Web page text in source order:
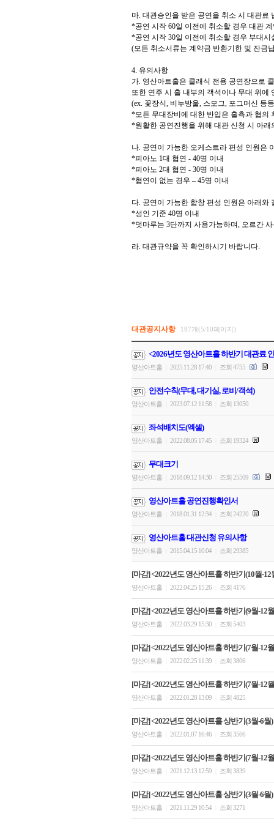
마. 대관승인을 받은 공연을 취소 시 대관료
*공연 시작 60일 이전에 취소할 경우 대관
*공연 시작 30일 이전에 취소할 경우 부대
(모든 취소서류는 계약금 반환기한 및 잔금
4. 유의사항
가. 영산아트홀은 클래식 전용 공연장으로
또한 연주 시 홀 내부의 객석이나 무대 위에
(ex. 꽃장식, 비누방울, 스모그, 포그머신 등등
*모든 무대장비에 대한 반입은 홀측과 협의
*원활한 공연진행을 위해 대관 신청 시 아
나. 공연이 가능한 오케스트라 편성 인원은
*피아노 1대 협연 - 40명 이내
*피아노 2대 협연 - 30명 이내
*협연이 없는 경우 – 45명 이내
다. 공연이 가능한 합창 편성 인원은 아래와
*성인 기준 40명 이내
*덧마루는 3단까지 사용가능하며, 오르간
라. 대관규약을 꼭 확인하시기 바랍니다.
대관공지사항 197개(5/10페이지)
<2026년도 영산아트홀 하반기 대관료
영산아트홀 2025.11.28 17:40 조회 4755
안전수칙(무대, 대기실, 로비/객석)
영산아트홀 2023.07.12 11:58 조회 13050
좌석배치도(엑셀)
영산아트홀 2022.08.05 17:45 조회 19324
무대크기
영산아트홀 2018.09.12 14:30 조회 25509
영산아트홀 공연진행확인서
영산아트홀 2018.01.31 12:34 조회 24220
영산아트홀 대관신청 유의사항
영산아트홀 2015.04.15 10:04 조회 29385
[마감] <2022년도 영산아트홀 하반기(10월-12
영산아트홀 2022.04.25 15:26 조회 4176
[마감] <2022년도 영산아트홀 하반기(9월-12
영산아트홀 2022.03.29 15:30 조회 5403
[마감] <2022년도 영산아트홀 하반기(7월-12
영산아트홀 2022.02.25 11:39 조회 3806
[마감] <2022년도 영산아트홀 하반기(7월-12
영산아트홀 2022.01.28 13:09 조회 4825
[마감] <2022년도 영산아트홀 상반기(3월-6월
영산아트홀 2022.01.07 16:46 조회 3566
[마감] <2022년도 영산아트홀 하반기(7월-12
영산아트홀 2021.12.13 12:59 조회 3839
[마감] <2022년도 영산아트홀 상반기(3월-6월
영산아트홀 2021.11.29 10:54 조회 3271